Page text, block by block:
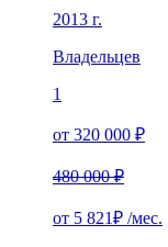
2013 г.
Владельцев
1
от 320 000 ₽
480 000 ₽
от 5 821₽ /мес.